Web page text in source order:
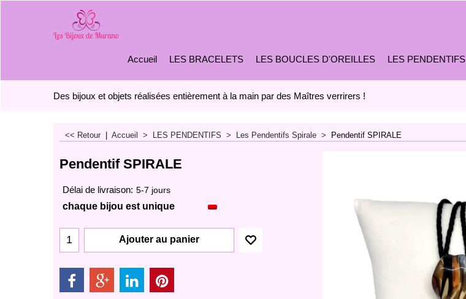
Accueil LES BRACELETS LES BOUCLES D'OREILLES LES PENDENTIFS
Des bijoux et objets réalisées entièrement à la main par des Maîtres verrirers !
<< Retour Accueil > LES PENDENTIFS > Les Pendentifs Spirale > Pendentif SPIRALE
Pendentif SPIRALE
Délai de livraison: 5-7 jours
chaque bijou est unique
Ajouter au panier